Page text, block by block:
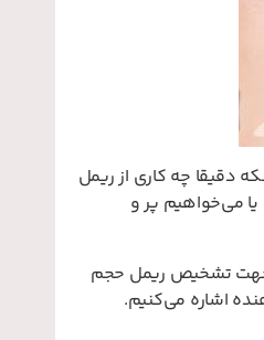
دقیقا چه کاری از ریمل
می‌خواهیم پر و
جهت تشخیص ریمل حجم
اشاره می‌کنیم.